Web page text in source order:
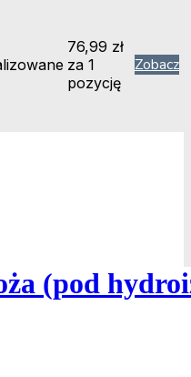
76,99 zł
za 1
pozycję
Zobacz
(pod